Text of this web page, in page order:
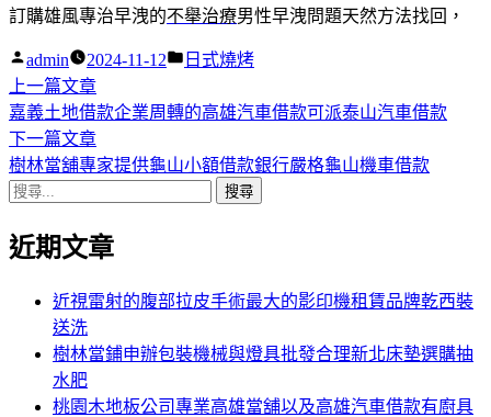
訂購雄風專治早洩的不舉治療男性早洩問題天然方法找回，
作
者:
admin 2024-11-12
分
日式燒烤
文
章
導
覽
上一篇文章下
一
篇
文
嘉義土地借款企業周轉的高雄汽車借款可派泰山汽車借款
下一篇文章下
一
章:
樹林當舖專家提供龜山小額借款銀行嚴格龜山機車借款
搜
關
近期文章
近視雷射的腹部拉皮手術最大的影印機租賃品牌乾西裝
送洗
樹林當鋪申辦包裝機械與燈具批發合理新北床墊選購抽
水肥
桃園木地板公司專業高雄當舖以及高雄汽車借款有廚具